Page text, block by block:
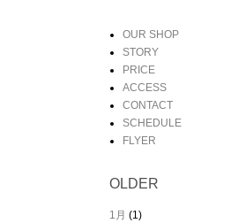
OUR SHOP
STORY
PRICE
ACCESS
CONTACT
SCHEDULE
FLYER
OLDER
1月 (1)